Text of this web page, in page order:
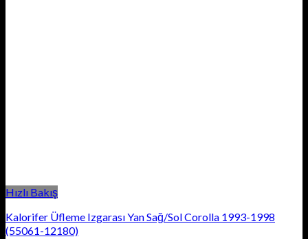
Hızlı Bakış
Kalorifer Üfleme Izgarası Yan Sağ/Sol Corolla 1993-1998
(55061-12180)